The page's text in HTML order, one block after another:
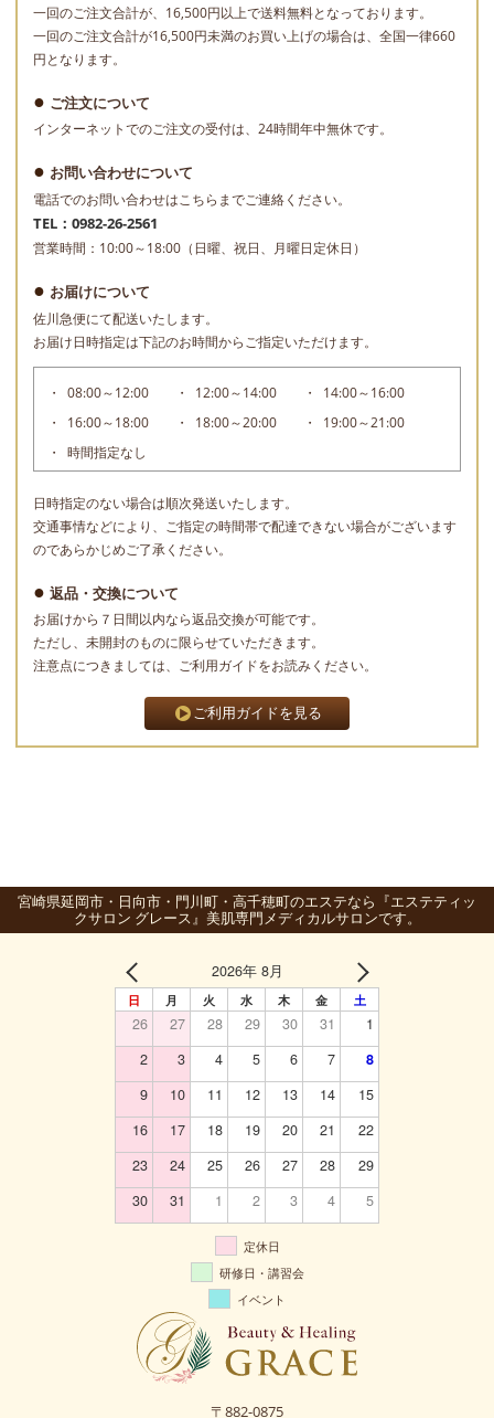
一回のご注文合計が、16,500円以上で送料無料となっております。
一回のご注文合計が16,500円未満のお買い上げの場合は、全国一律660
円となります。
ご注文について
インターネットでのご注文の受付は、24時間年中無休です。
お問い合わせについて
電話でのお問い合わせはこちらまでご連絡ください。
TEL：0982-26-2561
営業時間：10:00～18:00（日曜、祝日、月曜日定休日）
お届けについて
佐川急便にて配送いたします。
お届け日時指定は下記のお時間からご指定いただけます。
08:00～12:00 12:00～14:00
14:00～16:00
16:00～18:00
18:00～20:00
19:00～21:00
時間指定なし
日時指定のない場合は順次発送いたします。
交通事情などにより、ご指定の時間帯で配達できない場合がございます
のであらかじめご了承ください。
返品・交換について
お届けから７日間以内なら返品交換が可能です。
ただし、未開封のものに限らせていただきます。
注意点につきましては、ご利用ガイドをお読みください。
ご利用ガイドを見る
宮崎県延岡市・日向市・門川町・高千穂町のエステなら『エステティッ
クサロン グレース』美肌専門メディカルサロンです。
2026年 8月
日 月 火 水 木 金 土
26 27 28 29 30 31
1
2
3 4 5 6 7
8
9
10 11 12 13 14
15
16
17 18 19 20 21
22
23
24 25 26 27 28
29
30
31 1 2 3 4 5
定休日
研修日・講習会
イベント
〒882-0875